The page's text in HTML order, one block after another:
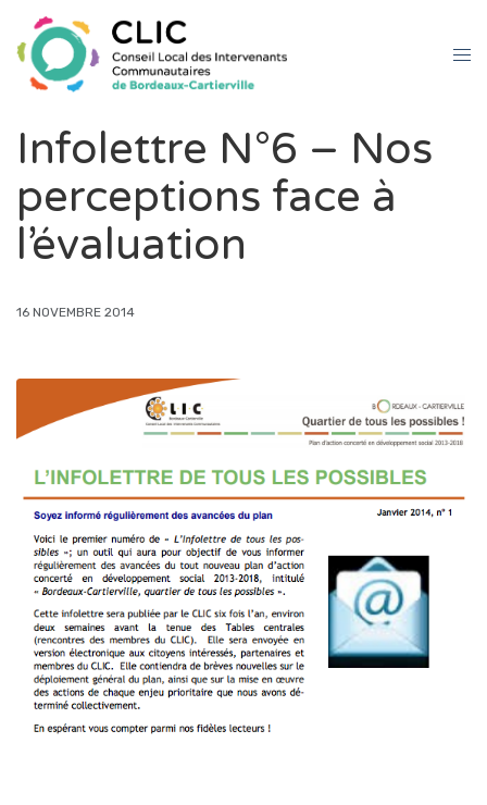
Infolettre N°6 – Nos
perceptions face à
l’évaluation
16 NOVEMBRE 2014